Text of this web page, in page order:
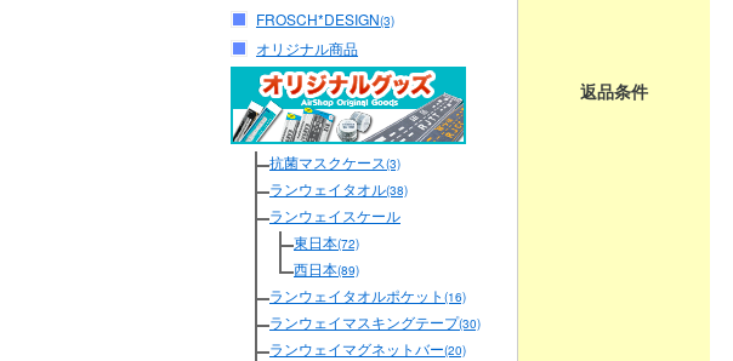
FROSCH*DESIGN(3)
オリジナル商品
抗菌マスクケース(3)
ランウェイタオル(38)
ランウェイスケール
東日本(72)
西日本(89)
ランウェイタオルポケット (16)
ランウェイマスキングテープ(30)
ランウェイマグネットバー(20)
返品条件